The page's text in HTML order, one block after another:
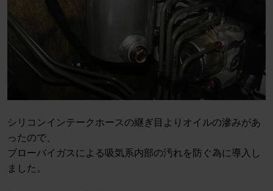
シリコンインテークホースの継ぎ目よりオイルの滲みがあ
ったので、
ブローバイガスによる吸気系内部の汚れを防ぐ為に導入し
ました。